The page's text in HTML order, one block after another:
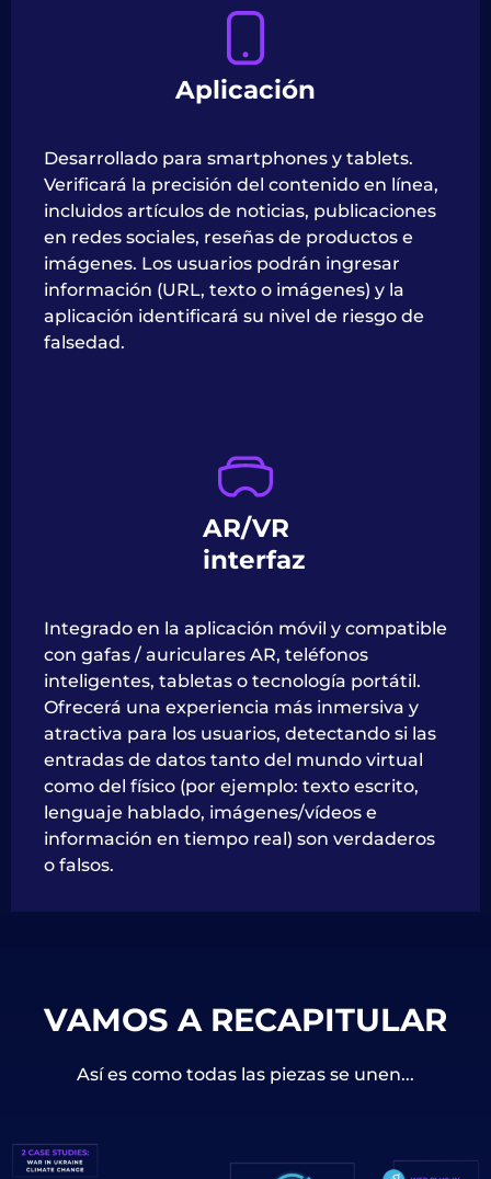
Aplicación
Desarrollado para smartphones y tablets.
Verificará la precisión del contenido en línea,
incluidos artículos de noticias, publicaciones
en redes sociales, reseñas de productos e
imágenes. Los usuarios podrán ingresar
información (URL, texto o imágenes) y la
aplicación identificará su nivel de riesgo de
falsedad.
AR/VR
interfaz
Integrado en la aplicación móvil y compatible
con gafas / auriculares AR, teléfonos
inteligentes, tabletas o tecnología portátil.
Ofrecerá una experiencia más inmersiva y
atractiva para los usuarios, detectando si las
entradas de datos tanto del mundo virtual
como del físico (por ejemplo: texto escrito,
lenguaje hablado, imágenes/vídeos e
información en tiempo real) son verdaderos
o falsos.
VAMOS A RECAPITULAR
Así es como todas las piezas se unen...